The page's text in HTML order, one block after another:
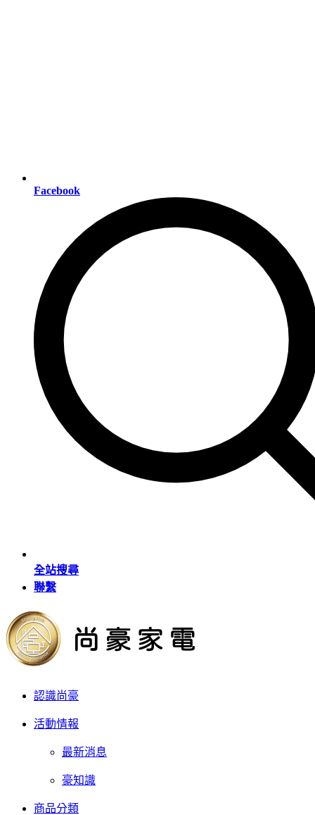
Facebook
全站搜尋
聯繫
認識尚豪
活動情報
最新消息
豪知識
商品分類